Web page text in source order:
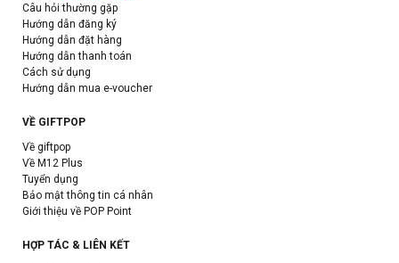
Câu hỏi thường gặp
Hướng dẫn đăng ký
Hướng dẫn đặt hàng
Hướng dẫn thanh toán
Cách sử dụng
Hướng dẫn mua e-voucher
VỀ GIFTPOP
Về giftpop
Về M12 Plus
Tuyển dụng
Bảo mật thông tin cá nhân
Giới thiệu về POP Point
HỢP TÁC & LIÊN KẾT